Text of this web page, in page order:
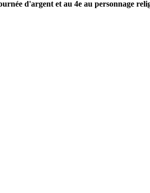
d'argent et au 4e au personnage